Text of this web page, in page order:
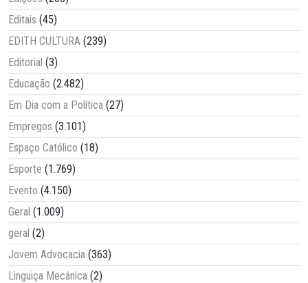
Editais (45)
EDITH CULTURA (239)
Editorial (3)
Educação (2.482)
Em Dia com a Política (27)
Empregos (3.101)
Espaço Católico (18)
Esporte (1.769)
Evento (4.150)
Geral (1.009)
geral (2)
Jovem Advocacia (363)
Linguiça Mecânica (2)